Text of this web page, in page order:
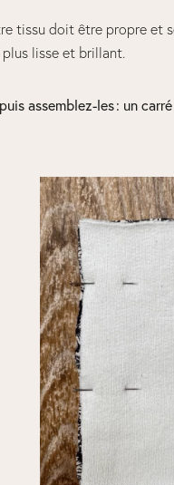
tissu doit être propre et
lisse et brillant.
assemblez-les : un